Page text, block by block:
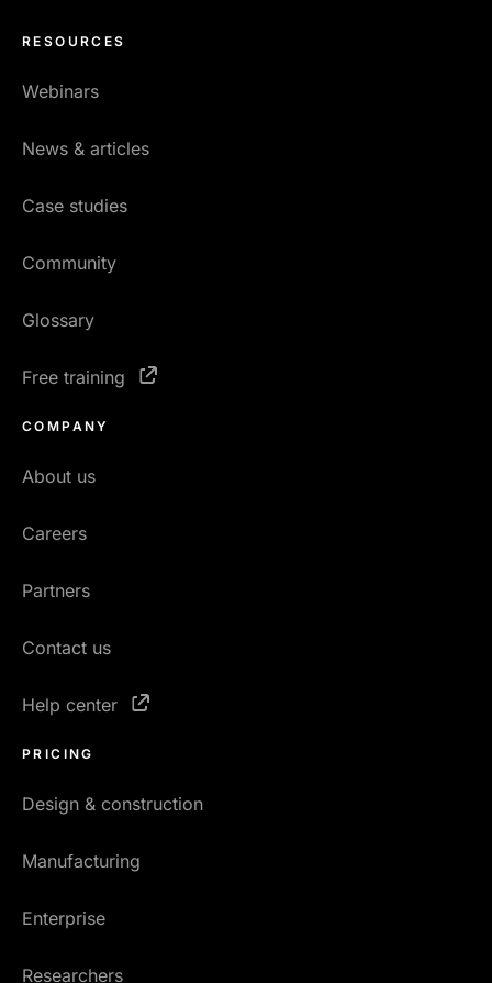
RESOURCES
Webinars
News & articles
Case studies
Community
Glossary
Free training
COMPANY
About us
Careers
Partners
Contact us
Help center
PRICING
Design & construction
Manufacturing
Enterprise
Researchers